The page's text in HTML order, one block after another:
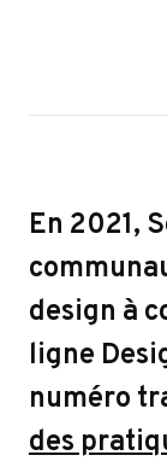
En 2021,
design à
ligne
numéro
des